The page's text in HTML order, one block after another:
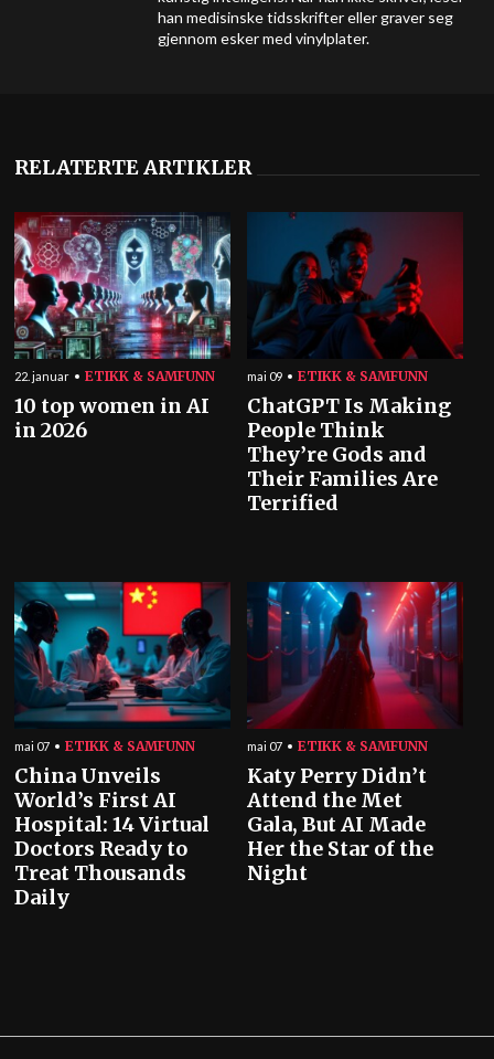
han medisinske tidsskrifter eller graver seg
gjennom esker med vinylplater.
RELATERTE ARTIKLER
22. januar ETIKK & SAMFUNN
10 top women in AI
in 2026
mai 09 ETIKK & SAMFUNN
ChatGPT Is Making
People Think
They’re Gods and
Their Families Are
Terrified
mai 07 ETIKK & SAMFUNN
China Unveils
World’s First AI
Hospital: 14 Virtual
Doctors Ready to
Treat Thousands
Daily
mai 07 ETIKK & SAMFUNN
Katy Perry Didn’t
Attend the Met
Gala, But AI Made
Her the Star of the
Night